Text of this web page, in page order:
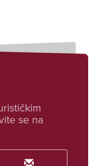
se na